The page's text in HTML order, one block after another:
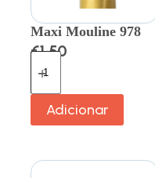
Maxi Mouline 978
€1.50
Adicionar